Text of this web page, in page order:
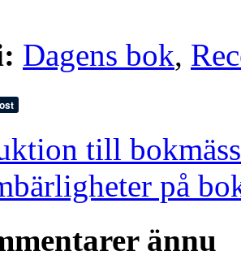
Dagens bok,
till
på
ännu